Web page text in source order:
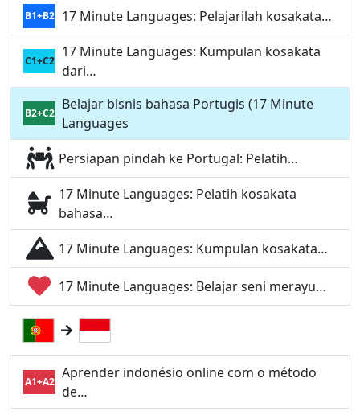
B1+B2 17 Minute Languages: Pelajarilah kosakata…
C1+C2
17 Minute Languages: Kumpulan kosakata
dari…
B2+C2
Belajar bisnis bahasa Portugis (17 Minute
Languages
Persiapan pindah ke Portugal: Pelatih…
17 Minute Languages: Pelatih kosakata
bahasa…
17 Minute Languages: Kumpulan kosakata…
17 Minute Languages: Belajar seni merayu…
A1+A2
Aprender indonésio online com o método
de…